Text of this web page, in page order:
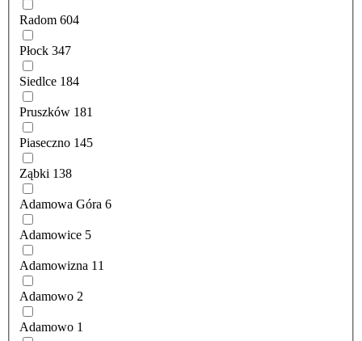
Radom 604
Płock 347
Siedlce 184
Pruszków 181
Piaseczno 145
Ząbki 138
Adamowa Góra 6
Adamowice 5
Adamowizna 11
Adamowo 2
Adamowo 1